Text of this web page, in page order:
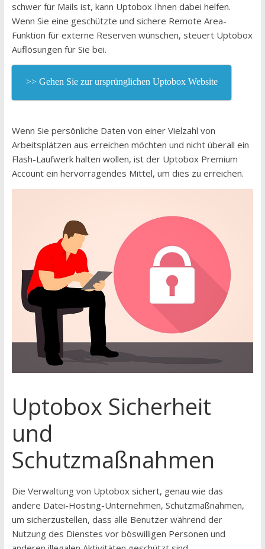
schwer für Mails ist, kann Uptobox Ihnen dabei helfen.
Wenn Sie eine geschützte und sichere Remote Area-
Funktion für externe Reserven wünschen, steuert Uptobox
Auflösungen für Sie bei.
>> Gehen Sie zur ursprünglichen Uptobox Website
Wenn Sie persönliche Daten von einer Vielzahl von
Arbeitsplätzen aus erreichen möchten und nicht überall ein
Flash-Laufwerk halten wollen, ist der Uptobox Premium
Account ein hervorragendes Mittel, um dies zu erreichen.
Uptobox Sicherheit
und
Schutzmaßnahmen
Die Verwaltung von Uptobox sichert, genau wie das
andere Datei-Hosting-Unternehmen, Schutzmaßnahmen,
um sicherzustellen, dass alle Benutzer während der
Nutzung des Dienstes vor böswilligen Personen und